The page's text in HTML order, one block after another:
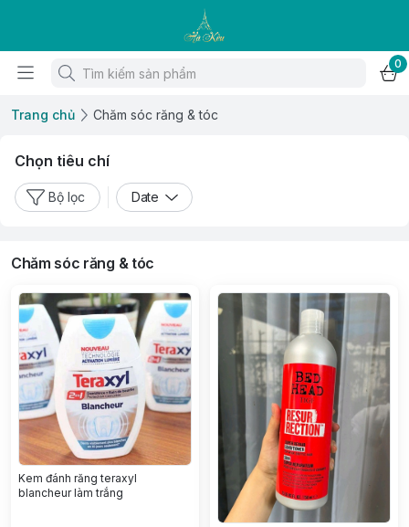
0
Trang chủ Chăm sóc răng & tóc
Chọn tiêu chí
Bộ lọc Date
Chăm sóc răng & tóc
Kem đánh răng teraxyl
blancheur làm trắng